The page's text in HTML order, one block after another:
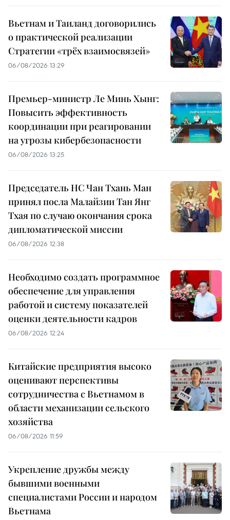
Вьетнам и Таиланд договорились
о практической реализации
Стратегии «трёх взаимосвязей»
06/08/2026 13:29
Премьер-министр Ле Минь Хынг:
Повысить эффективность
координации при реагировании
на угрозы кибербезопасности
06/08/2026 13:25
Председатель НС Чан Тхань Ман
принял посла Малайзии Тан Янг
Тхая по случаю окончания срока
дипломатической миссии
06/08/2026 12:38
Необходимо создать программное
обеспечение для управления
работой и систему показателей
оценки деятельности кадров
06/08/2026 12:24
Китайские предприятия высоко
оценивают перспективы
сотрудничества с Вьетнамом в
области механизации сельского
хозяйства
06/08/2026 11:59
Укрепление дружбы между
бывшими военными
специалистами России и народом
Вьетнама